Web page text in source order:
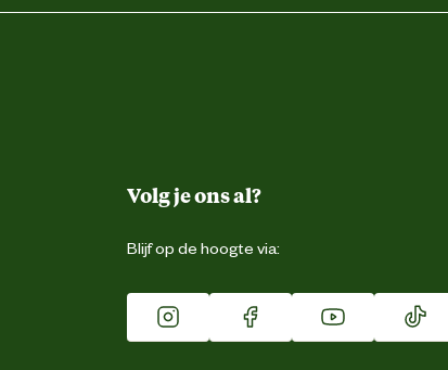
Volg je ons al?
Blijf op de hoogte via: